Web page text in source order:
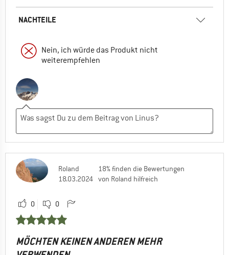
NACHTEILE
Nein, ich würde das Produkt nicht
weiterempfehlen
Roland
18.03.2024
18% finden die Bewertungen
von Roland hilfreich
0 0
MÖCHTEN KEINEN ANDEREN MEHR